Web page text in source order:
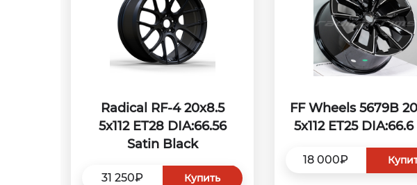
Radical RF-4 20x8.5
5x112 ET28 DIA:66.56
Satin Black
31 250₽ Купить
FF Wheels 5679B
5x112 ET25
18 000₽